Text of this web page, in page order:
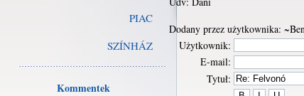
PIAC
SZÍNHÁZ
Kommentek
Dodany przez użytkownika:
Użytkownik:
E-mail:
Tytuł: